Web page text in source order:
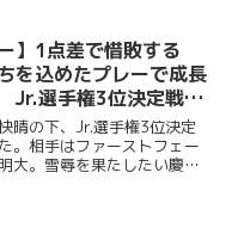
】1点差で惜敗する
を込めたプレーで成長
Jr.選手権3位決定戦／
晴の下、Jr.選手権3位決定
。相手はファーストフェー
大。雪辱を果たしたい慶大